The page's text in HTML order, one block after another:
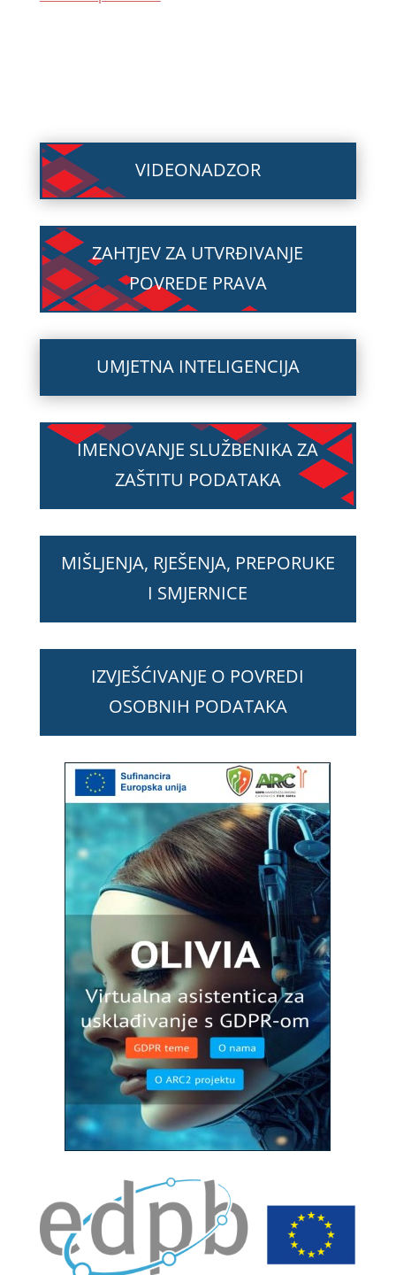
VIDEONADZOR
ZAHTJEV ZA UTVRĐIVANJE
POVREDE PRAVA
UMJETNA INTELIGENCIJA
IMENOVANJE SLUŽBENIKA ZA
ZAŠTITU PODATAKA
MIŠLJENJA, RJEŠENJA, PREPORUKE
I SMJERNICE
IZVJEŠĆIVANJE O POVREDI
OSOBNIH PODATAKA